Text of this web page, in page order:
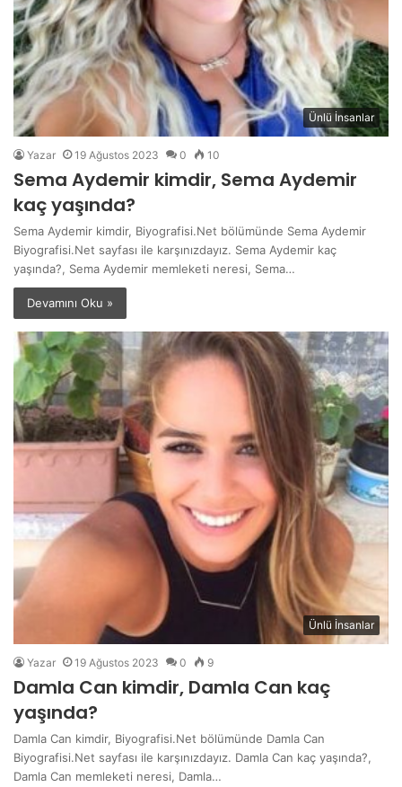
Ünlü İnsanlar
Yazar 19 Ağustos 2023 0 10
Sema Aydemir kimdir, Sema Aydemir
kaç yaşında?
Sema Aydemir kimdir, Biyografisi.Net bölümünde Sema Aydemir
Biyografisi.Net sayfası ile karşınızdayız. Sema Aydemir kaç
yaşında?, Sema Aydemir memleketi neresi, Sema…
Devamını Oku »
Ünlü İnsanlar
Yazar 19 Ağustos 2023 0 9
Damla Can kimdir, Damla Can kaç
yaşında?
Damla Can kimdir, Biyografisi.Net bölümünde Damla Can
Biyografisi.Net sayfası ile karşınızdayız. Damla Can kaç yaşında?,
Damla Can memleketi neresi, Damla…